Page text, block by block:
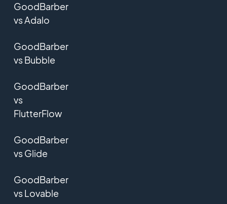
GoodBarber
vs Adalo
GoodBarber
vs Bubble
GoodBarber
vs
FlutterFlow
GoodBarber
vs Glide
GoodBarber
vs Lovable